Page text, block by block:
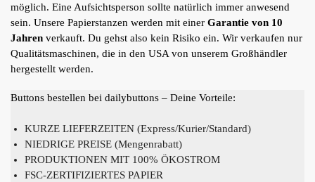
möglich. Eine Aufsichtsperson sollte natürlich immer anwesend
sein. Unsere Papierstanzen werden mit einer Garantie von 10
Jahren verkauft. Du gehst also kein Risiko ein. Wir verkaufen nur
Qualitätsmaschinen, die in den USA von unserem Großhändler
hergestellt werden.
Buttons bestellen bei dailybuttons – Deine Vorteile:
KURZE LIEFERZEITEN (Express/Kurier/Standard)
NIEDRIGE PREISE (Mengenrabatt)
PRODUKTIONEN MIT 100% ÖKOSTROM
FSC-ZERTIFIZIERTES PAPIER